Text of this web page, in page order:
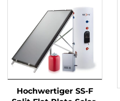
Material zur Aufnahme
von Solarenergie
Wasserheizer
Hochwertiger SS-F